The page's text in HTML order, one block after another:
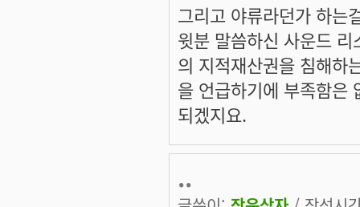
그리고 야류라던가 하는
윗분 말씀하신 사운드
의 지적재산권을 침해하
을 언급하기에 부족함은
되겠지요.
..